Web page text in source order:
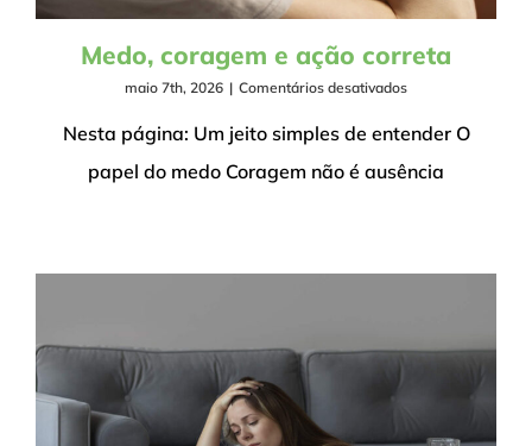
Medo, coragem e ação correta
maio 7th, 2026 | Comentários desativadosem
coragem
ação
Nesta página: Um jeito simples de entender O
papel do medo Coragem não é ausência